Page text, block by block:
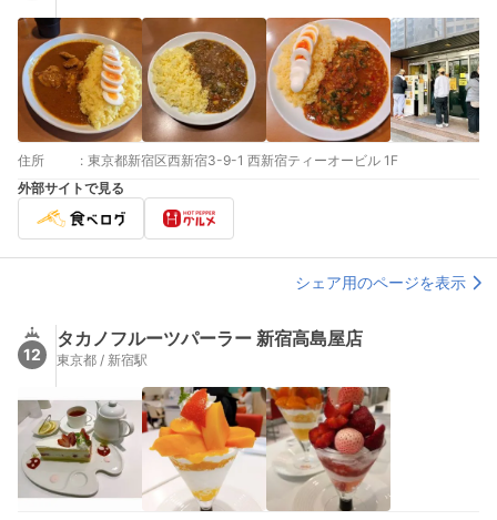
住所 : 東京都新宿区西新宿3-9-1 西新宿ティーオービル 1F
外部サイトで見る
シェア用のページを表示
12
タカノフルーツパーラー 新宿高島屋店
東京都 / 新宿駅